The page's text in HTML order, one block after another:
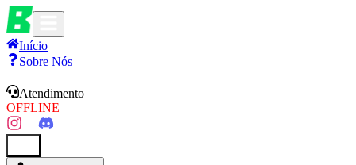
Início
Sobre Nós
Atendimento
OFFLINE